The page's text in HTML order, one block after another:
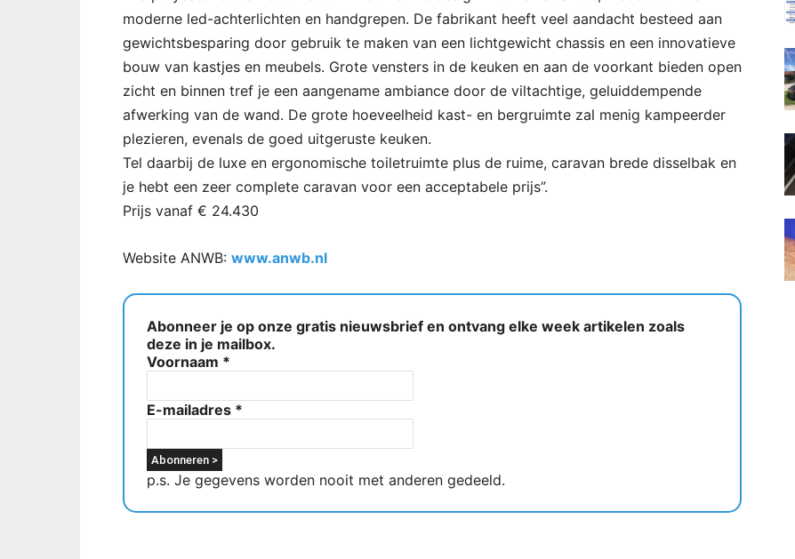
moderne led-achterlichten en handgrepen. De fabrikant heeft veel aandacht besteed aan
gewichtsbesparing door gebruik te maken van een lichtgewicht chassis en een innovatieve
bouw van kastjes en meubels. Grote vensters in de keuken en aan de voorkant bieden open
zicht en binnen tref je een aangename ambiance door de viltachtige, geluiddempende
afwerking van de wand. De grote hoeveelheid kast- en bergruimte zal menig kampeerder
plezieren, evenals de goed uitgeruste keuken.
Tel daarbij de luxe en ergonomische toiletruimte plus de ruime, caravan brede disselbak en
je hebt een zeer complete caravan voor een acceptabele prijs”.
Prijs vanaf € 24.430
Website ANWB: www.anwb.nl
Abonneer je op onze gratis nieuwsbrief en ontvang elke week artikelen zoals
deze in je mailbox.
Voornaam *
E-mailadres *
p.s. Je gegevens worden nooit met anderen gedeeld.